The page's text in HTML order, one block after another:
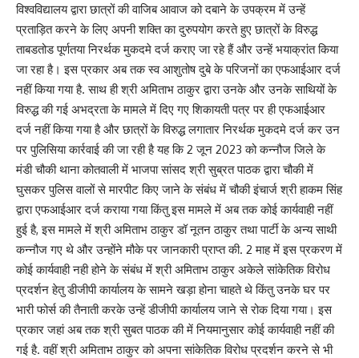
विश्वविद्यालय द्वारा छात्रों की वाजिब आवाज को दबाने के उपक्रम में उन्हें
प्रताड़ित करने के लिए अपनी शक्ति का दुरुपयोग करते हुए छात्रों के विरुद्ध
ताबडतोड पूर्णतया निरर्थक मुकदमे दर्ज कराए जा रहे हैं और उन्हें भयाक्रांत किया
जा रहा है। इस प्रकार अब तक स्व आशुतोष दुबे के परिजनों का एफआईआर दर्ज
नहीं किया गया है. साथ ही श्री अमिताभ ठाकुर द्वारा उनके और उनके साथियों के
विरुद्ध की गई अभद्रता के मामले में दिए गए शिकायती पत्र पर ही एफआईआर
दर्ज नहीं किया गया है और छात्रों के विरुद्ध लगातार निरर्थक मुकदमे दर्ज कर उन
पर पुलिसिया कार्रवाई की जा रही है यह कि 2 जून 2023 को कन्नौज जिले के
मंडी चौकी थाना कोतवाली में भाजपा सांसद श्री सुब्रत पाठक द्वारा चौकी में
घुसकर पुलिस वालों से मारपीट किए जाने के संबंध में चौकी इंचार्ज श्री हाकम सिंह
द्वारा एफआईआर दर्ज कराया गया किंतु इस मामले में अब तक कोई कार्यवाही नहीं
हुई है, इस मामले में श्री अमिताभ ठाकुर डॉ नूतन ठाकुर तथा पार्टी के अन्य साथी
कन्नौज गए थे और उन्होंने मौके पर जानकारी प्राप्त की. 2 माह में इस प्रकरण में
कोई कार्यवाही नही होने के संबंध में श्री अमिताभ ठाकुर अकेले सांकेतिक विरोध
प्रदर्शन हेतु डीजीपी कार्यालय के सामने खड़ा होना चाहते थे किंतु उनके घर पर
भारी फोर्स की तैनाती करके उन्हें डीजीपी कार्यालय जाने से रोक दिया गया। इस
प्रकार जहां अब तक श्री सुबत पाठक की में नियमानुसार कोई कार्यवाही नहीं की
गई है. वहीं श्री अमिताभ ठाकुर को अपना सांकेतिक विरोध प्रदर्शन करने से भी